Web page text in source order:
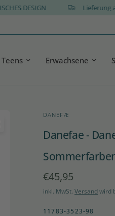
DÄNISCHES DESIGN
Teens Erwachsene
DANEFÆ
Danefae -
€45,95
inkl. MwSt. Versand wird
11783-3523-98